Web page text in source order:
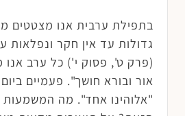
בתפילת ערבית אנו מצטטים
גדולות עד אין חקר ונפלאות
(פרק ט', פסוק י') כל ערב אנו
אור ובורא חושך". פעמיים
"אלוהינו אחד". מה